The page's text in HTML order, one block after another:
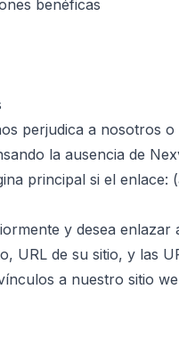
benéficas
perjudica a nosotros
la ausencia de
principal si el
y desea
URL de su sitio, y las
a nuestro sitio